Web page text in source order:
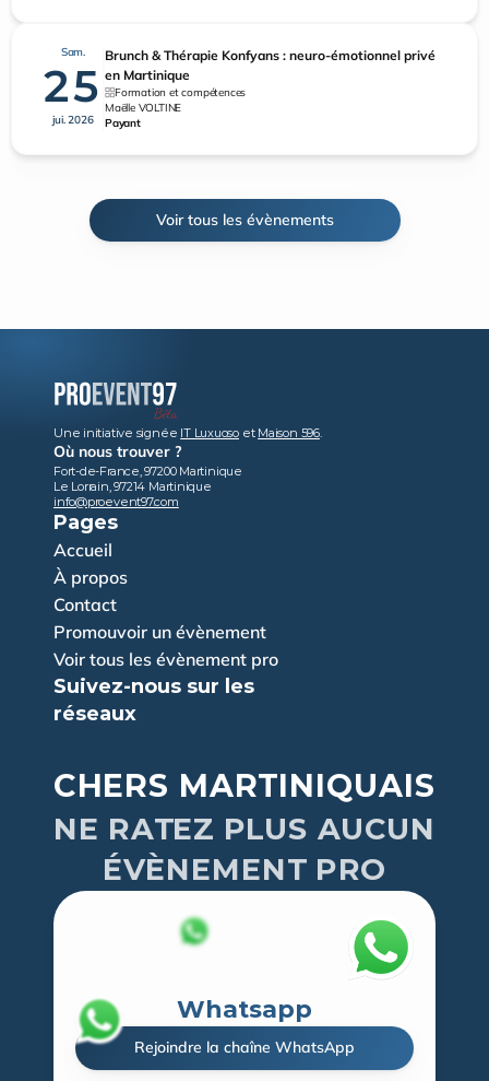
Voir tous les évènements
Sam.
25
jui. 2026
Brunch & Thérapie Konfyans : neuro-émotionnel privé
en Martinique
Formation et compétences
Maëlle VOLTINE
Payant
Une initiative signée IT Luxuoso et Maison 596.
Où nous trouver ?
Fort-de-France, 97200 Martinique
Le Lorrain, 97214 Martinique
info@proevent97.com
Pages
Accueil
À propos
Contact
Promouvoir un évènement
Voir tous les évènement pro
Suivez-nous sur les
réseaux
CHERS MARTINIQUAIS
NE RATEZ PLUS AUCUN
ÉVÈNEMENT PRO
Whatsapp
Rejoindre la chaîne WhatsApp